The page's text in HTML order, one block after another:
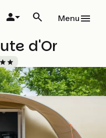
Menu
d'Or